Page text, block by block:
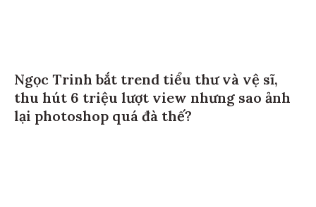
Ngọc Trinh bắt trend tiểu thư và vệ sĩ,
thu hút 6 triệu lượt view nhưng sao ảnh
lại photoshop quá đà thế?